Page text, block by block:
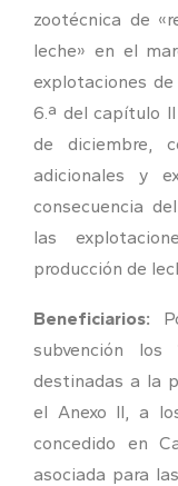
zootécnica de
leche» en el
explotaciones
6.ª del capítulo
de diciembre,
adicionales y
consecuencia
las
producción de
Beneficiarios:
subvención los
destinadas a la
el Anexo II, a
concedido en
asociada para